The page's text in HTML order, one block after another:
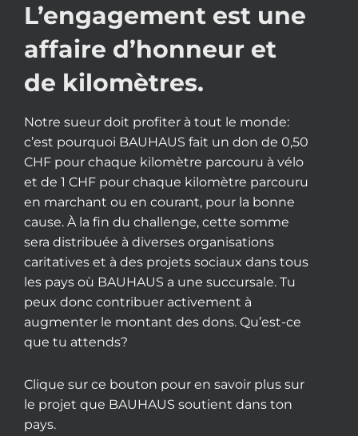
L’engagement est une
affaire d’honneur et
de kilomètres.
Notre sueur doit profiter à tout le monde:
c’est pourquoi BAUHAUS fait un don de 0,50
CHF pour chaque kilomètre parcouru à vélo
et de 1 CHF pour chaque kilomètre parcouru
en marchant ou en courant, pour la bonne
cause. À la fin du challenge, cette somme
sera distribuée à diverses organisations
caritatives et à des projets sociaux dans tous
les pays où BAUHAUS a une succursale. Tu
peux donc contribuer activement à
augmenter le montant des dons. Qu’est-ce
que tu attends?
Clique sur ce bouton pour en savoir plus sur
le projet que BAUHAUS soutient dans ton
pays.